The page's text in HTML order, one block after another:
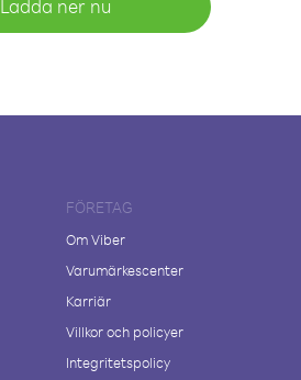
Ladda ner nu
FÖRETAG
Om Viber
Varumärkescenter
Karriär
Villkor och policyer
Integritetspolicy